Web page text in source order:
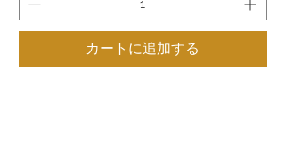
カートに追加する